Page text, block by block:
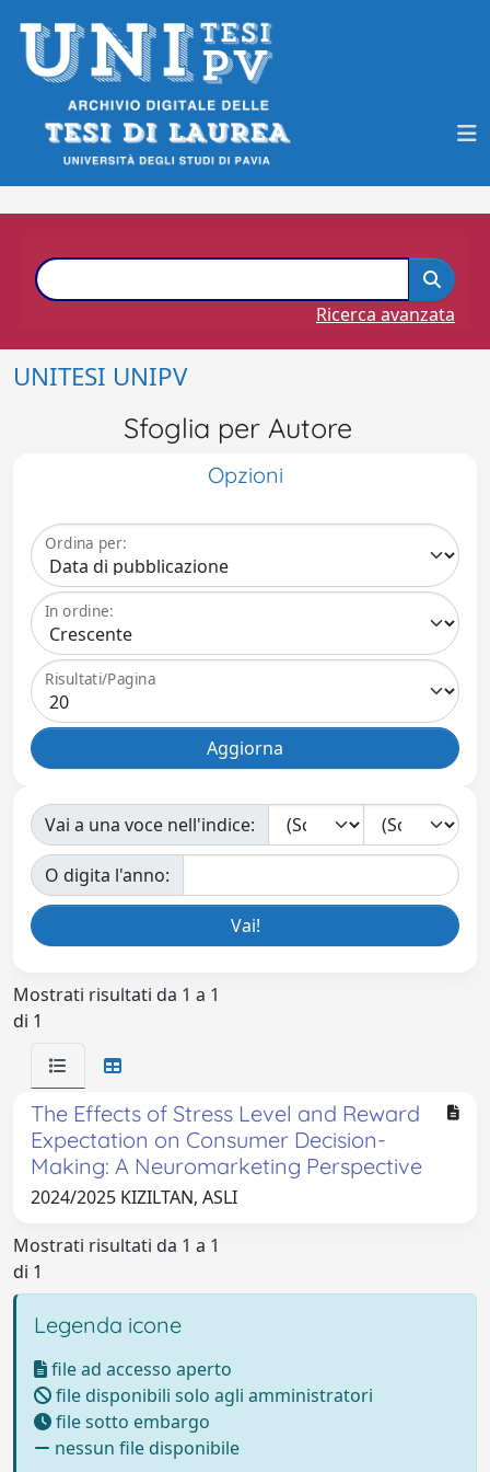
Ricerca avanzata
UNITESI UNIPV
Sfoglia per Autore
Opzioni
Ordina per:
In ordine:
Risultati/Pagina
Vai a una voce nell'indice:
O digita l'anno:
Mostrati risultati da 1 a 1
di 1
The Effects of Stress Level and Reward
Expectation on Consumer Decision-
Making: A Neuromarketing Perspective
2024/2025 KIZILTAN, ASLI
Mostrati risultati da 1 a 1
di 1
Legenda icone
file ad accesso aperto
file disponibili solo agli amministratori
file sotto embargo
nessun file disponibile